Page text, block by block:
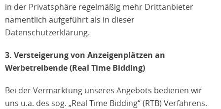
in der Privatsphäre regelmäßig mehr Drittanbieter
namentlich aufgeführt als in dieser
Datenschutzerklärung.
3. Versteigerung von Anzeigenplätzen an
Werbetreibende (Real Time Bidding)
Bei der Vermarktung unseres Angebots bedienen wir
uns u.a. des sog. „Real Time Bidding“ (RTB) Verfahrens.